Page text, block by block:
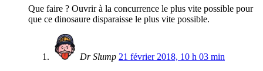
Que faire ? Ouvrir à la concurrence le plus vite possible pour
que ce dinosaure disparaisse le plus vite possible.
Dr Slump 21 février 2018, 10 h 03 min